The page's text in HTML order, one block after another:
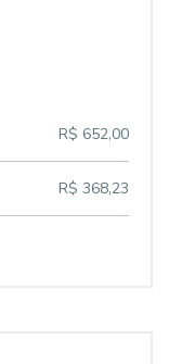
R$ 652,00
R$ 368,23